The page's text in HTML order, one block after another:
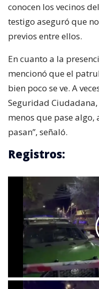
conocen los vecinos
testigo aseguró que
previos entre ellos.
En cuanto a la
mencionó que el
bien poco se ve. A
Seguridad
menos que pase
pasan”, señaló.
Registros: